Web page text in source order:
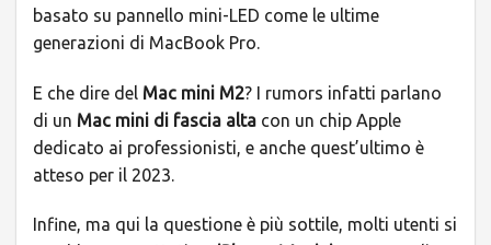
basato su pannello mini-LED come le ultime
generazioni di MacBook Pro.
E che dire del Mac mini M2? I rumors infatti parlano
di un Mac mini di fascia alta con un chip Apple
dedicato ai professionisti, e anche quest’ultimo è
atteso per il 2023.
Infine, ma qui la questione è più sottile, molti utenti si